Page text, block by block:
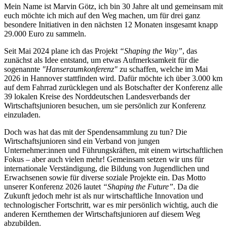
Mein Name ist Marvin Götz, ich bin 30 Jahre alt und gemeinsam mit
euch möchte ich mich auf den Weg machen, um für drei ganz
besondere Initiativen in den nächsten 12 Monaten insgesamt knapp
29.000 Euro zu sammeln.
Seit Mai 2024 plane ich das Projekt “Shaping the Way”, das
zunächst als Idee entstand, um etwas Aufmerksamkeit für die
sogenannte "Hanseraumkonferenz" zu schaffen, welche im Mai
2026 in Hannover stattfinden wird. Dafür möchte ich über 3.000 km
auf dem Fahrrad zurücklegen und als Botschafter der Konferenz alle
39 lokalen Kreise des Norddeutschen Landesverbands der
Wirtschaftsjunioren besuchen, um sie persönlich zur Konferenz
einzuladen.
Doch was hat das mit der Spendensammlung zu tun? Die
Wirtschaftsjunioren sind ein Verband von jungen
Unternehmer:innen und Führungskräften, mit einem wirtschaftlichen
Fokus – aber auch vielen mehr! Gemeinsam setzen wir uns für
internationale Verständigung, die Bildung von Jugendlichen und
Erwachsenen sowie für diverse soziale Projekte ein. Das Motto
unserer Konferenz 2026 lautet “Shaping the Future”. Da die
Zukunft jedoch mehr ist als nur wirtschaftliche Innovation und
technologischer Fortschritt, war es mir persönlich wichtig, auch die
anderen Kernthemen der Wirtschaftsjunioren auf diesem Weg
abzubilden.